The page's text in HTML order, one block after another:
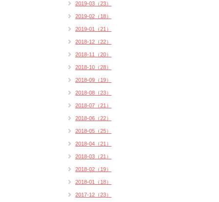
2019-03（23）
2019-02（18）
2019-01（21）
2018-12（22）
2018-11（20）
2018-10（28）
2018-09（19）
2018-08（23）
2018-07（21）
2018-06（22）
2018-05（25）
2018-04（21）
2018-03（21）
2018-02（19）
2018-01（18）
2017-12（23）